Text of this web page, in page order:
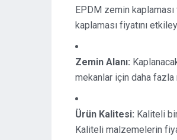
EPDM zemin
kaplaması fiyatını
Zemin Alanı:
mekanlar için daha
Ürün Kalitesi: Kaliteli
Kaliteli malzemelerin